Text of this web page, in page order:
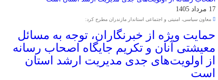
17 مرداد 1405
معاون سیاسی، امنیتی و اجتماعی استاندار مازندران مطرح کرد:
حمایت ویژه از خبرنگاران، توجه به مسائل
معیشتی آنان و تکریم جایگاه اصحاب رسانه
از اولویت‌های جدی مدیریت ارشد استان
است